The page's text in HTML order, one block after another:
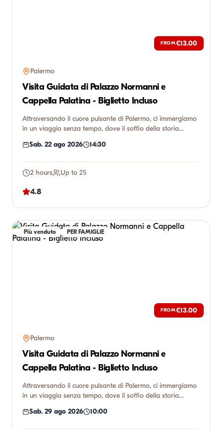
FROM€13.00
Palermo
Visita Guidata di Palazzo Normanni e
Cappella Palatina - Biglietto Incluso
Attraversando il cuore pulsante di Palermo, ci immergiamo
in un viaggio senza tempo, dove il soffio della storia
Sab. 22 ago 2026 14:30
2 hours Up to 25
4.8
Più venduto PER FAMIGLIE
FROM€13.00
Palermo
Visita Guidata di Palazzo Normanni e
Cappella Palatina - Biglietto Incluso
Attraversando il cuore pulsante di Palermo, ci immergiamo
in un viaggio senza tempo, dove il soffio della storia
Sab. 29 ago 2026 10:00